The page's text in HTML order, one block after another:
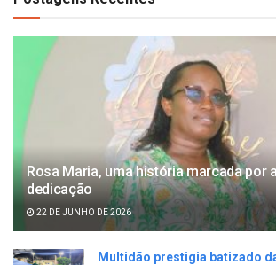
Rosa Maria, uma história marcada por
dedicação
22 DE JUNHO DE 2026
Multidão prestigia batizado